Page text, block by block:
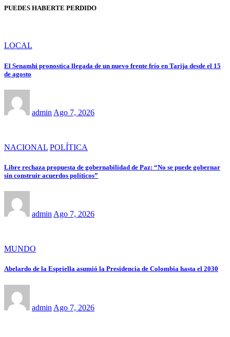
PUEDES HABERTE PERDIDO
LOCAL
El Senamhi pronostica llegada de un nuevo frente frío en Tarija desde el 15
de agosto
admin Ago 7, 2026
NACIONAL POLÍTICA
Libre rechaza propuesta de gobernabilidad de Paz: “No se puede gobernar
sin construir acuerdos políticos”
admin Ago 7, 2026
MUNDO
Abelardo de la Espriella asumió la Presidencia de Colombia hasta el 2030
admin Ago 7, 2026